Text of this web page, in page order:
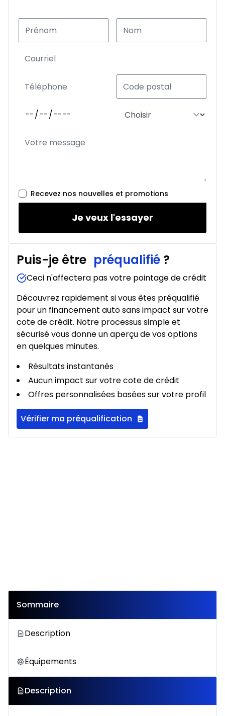
Recevez nos nouvelles et promotions
Je veux l'essayer
Puis-je être préqualifié ?
Ceci n'affectera pas votre pointage de crédit
Découvrez rapidement si vous êtes préqualifié
pour un financement auto sans impact sur votre
cote de crédit. Notre processus simple et
sécurisé vous donne un aperçu de vos options
en quelques minutes.
Résultats instantanés
Aucun impact sur votre cote de crédit
Offres personnalisées basées sur votre profil
Vérifier ma préqualification
Sommaire
Description
Équipements
Description